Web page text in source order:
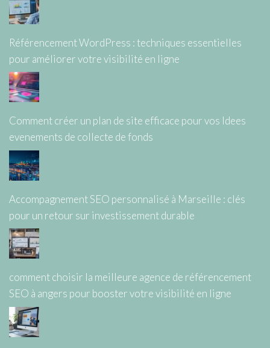
Référencement WordPress : techniques essentielles
pour améliorer votre visibilité en ligne
Comment créer un plan de site efficace pour vos Idees
evenements de collecte de fonds
Accompagnement SEO personnalisé à Marseille : clés
pour un retour sur investissement durable
comment choisir la meilleure agence de référencement
SEO à angers pour booster votre visibilité en ligne